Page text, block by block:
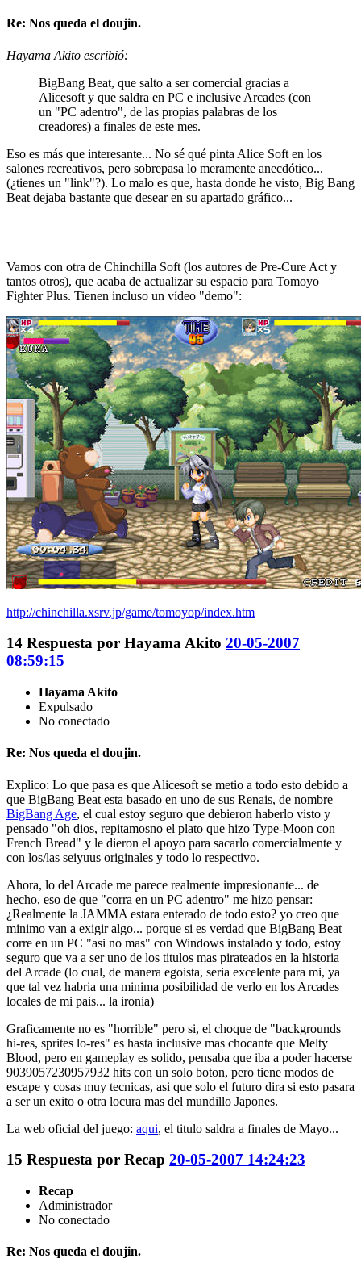
Re: Nos queda el doujin.
Hayama Akito escribió:
BigBang Beat, que salto a ser comercial gracias a
Alicesoft y que saldra en PC e inclusive Arcades (con
un "PC adentro", de las propias palabras de los
creadores) a finales de este mes.
Eso es más que interesante... No sé qué pinta Alice Soft en los
salones recreativos, pero sobrepasa lo meramente anecdótico...
(¿tienes un "link"?). Lo malo es que, hasta donde he visto, Big Bang
Beat dejaba bastante que desear en su apartado gráfico...
Vamos con otra de Chinchilla Soft (los autores de Pre-Cure Act y
tantos otros), que acaba de actualizar su espacio para Tomoyo
Fighter Plus. Tienen incluso un vídeo "demo":
http://chinchilla.xsrv.jp/game/tomoyop/index.htm
14 Respuesta por Hayama Akito 20-05-2007
08:59:15
Hayama Akito
Expulsado
No conectado
Re: Nos queda el doujin.
Explico: Lo que pasa es que Alicesoft se metio a todo esto debido a
que BigBang Beat esta basado en uno de sus Renais, de nombre
BigBang Age, el cual estoy seguro que debieron haberlo visto y
pensado "oh dios, repitamosno el plato que hizo Type-Moon con
French Bread" y le dieron el apoyo para sacarlo comercialmente y
con los/las seiyuus originales y todo lo respectivo.
Ahora, lo del Arcade me parece realmente impresionante... de
hecho, eso de que "corra en un PC adentro" me hizo pensar:
¿Realmente la JAMMA estara enterado de todo esto? yo creo que
minimo van a exigir algo... porque si es verdad que BigBang Beat
corre en un PC "asi no mas" con Windows instalado y todo, estoy
seguro que va a ser uno de los titulos mas pirateados en la historia
del Arcade (lo cual, de manera egoista, seria excelente para mi, ya
que tal vez habria una minima posibilidad de verlo en los Arcades
locales de mi pais... la ironia)
Graficamente no es "horrible" pero si, el choque de "backgrounds
hi-res, sprites lo-res" es hasta inclusive mas chocante que Melty
Blood, pero en gameplay es solido, pensaba que iba a poder hacerse
9039057230957932 hits con un solo boton, pero tiene modos de
escape y cosas muy tecnicas, asi que solo el futuro dira si esto pasara
a ser un exito o otra locura mas del mundillo Japones.
La web oficial del juego: aqui, el titulo saldra a finales de Mayo...
15 Respuesta por Recap 20-05-2007 14:24:23
Recap
Administrador
No conectado
Re: Nos queda el doujin.